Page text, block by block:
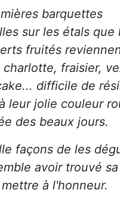
barquettes
sur les étals que
fruités
charlotte, fraisier,
difficile de
leur jolie couleur
des beaux jours.
façons de les
avoir trouvé
à l'honneur.